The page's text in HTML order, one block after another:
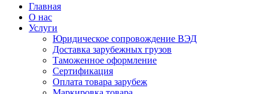
Главная
О нас
Услуги
Юридическое сопровождение ВЭД
Доставка зарубежных грузов
Таможенное оформление
Сертификация
Оплата товара зарубеж